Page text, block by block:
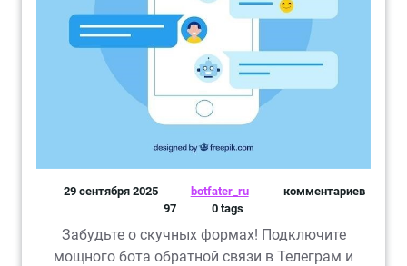
29 сентября 2025 botfater_ru
комментариев
97
0 tags
Забудьте о скучных формах! Подключите
мощного бота обратной связи в Телеграм и